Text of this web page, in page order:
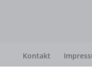
Kontakt